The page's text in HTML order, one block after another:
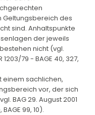
Geltungsbereich des
sind. Anhaltspunkte
der jeweils
nicht (vgl.
79 - BAGE 40, 327,
sachlichen,
vor, der sich
BAG 29. August 2001
99, 10).